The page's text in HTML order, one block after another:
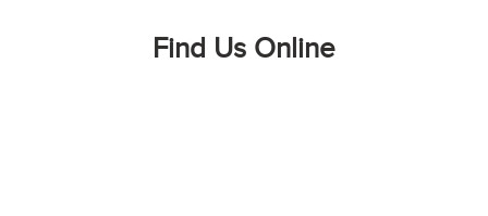
Find Us Online